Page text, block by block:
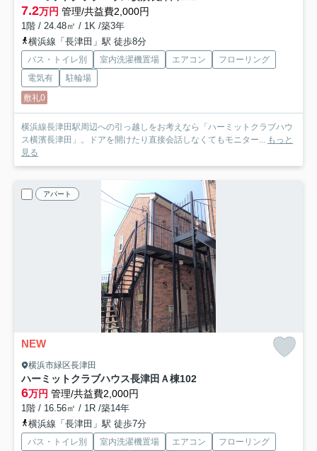
7.2万円 管理/共益費2,000円
1階 / 24.48㎡ / 1K /築3年
横浜線「長津田」駅 徒歩8分
バス・トイレ別 室内洗濯機置場 エアコン
フローリング
電気有
駐輪場
敷礼0
横浜線長津田駅周辺への引っ越しをお考えなら「ハーミットクラブハウ
ス横濱長津田」。ドアを開けたり直接会話しなくてもモニター... もっと
見る
アパート
NEW
横浜市緑区長津田
ハーミットクラブハウス長津田Ａ棟102
6万円 管理/共益費2,000円
1階 / 16.56㎡ / 1R /築14年
横浜線「長津田」駅 徒歩7分
バス・トイレ別 室内洗濯機置場 エアコン
フローリング